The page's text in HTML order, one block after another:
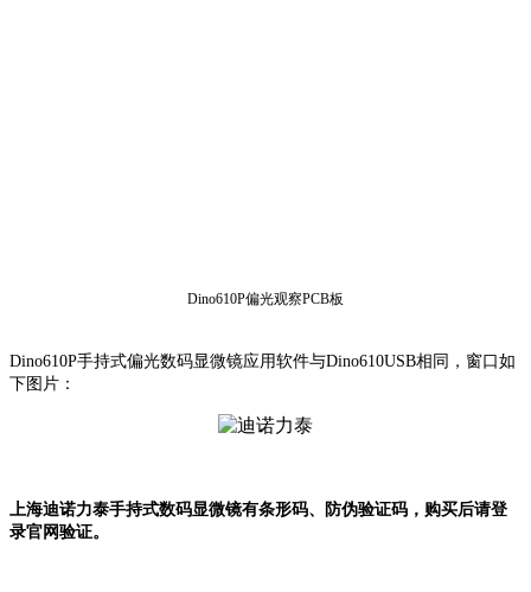
Dino610P偏光观察PCB板
Dino610P手持式偏光数码显微镜应用软件与Dino610USB相同，窗口如
下图片：
上海迪诺力泰手持式数码显微镜有条形码、防伪验证码，购买后请登
录官网验证。